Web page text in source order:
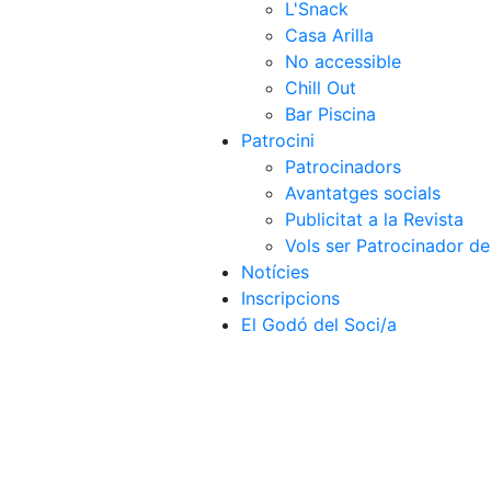
L'Snack
Casa Arilla
No accessible
Chill Out
Bar Piscina
Patrocini
Patrocinadors
Avantatges socials
Publicitat a la Revista
Vols ser Patrocinador
Notícies
Inscripcions
El Godó del Soci/a